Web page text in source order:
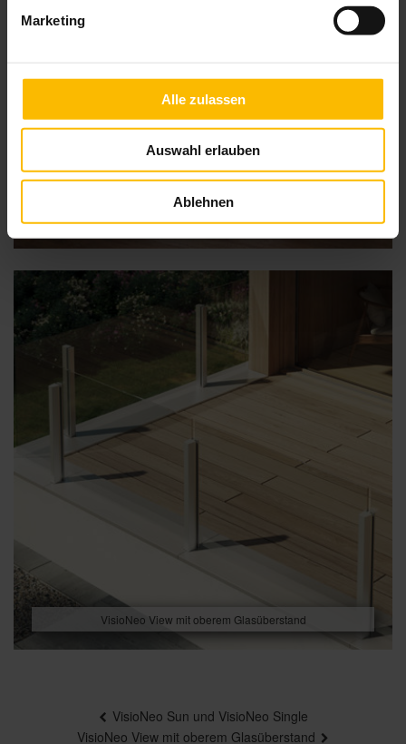
Marketing
Alle zulassen
Auswahl erlauben
Ablehnen
VisioNeo Sun und VisioNeo Single
VisioNeo View mit oberem Glasüberstand
VisioNeo Sun und VisioNeo Single
VisioNeo View mit oberem Glasüberstand